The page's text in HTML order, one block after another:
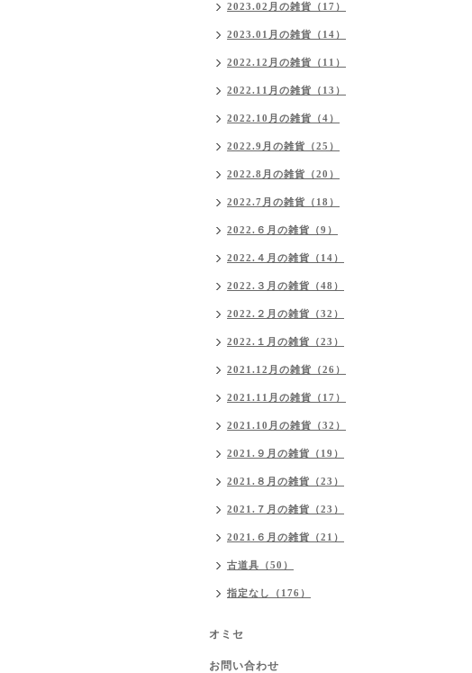
2023.02月の雑貨（17）
2023.01月の雑貨（14）
2022.12月の雑貨（11）
2022.11月の雑貨（13）
2022.10月の雑貨（4）
2022.9月の雑貨（25）
2022.8月の雑貨（20）
2022.7月の雑貨（18）
2022.６月の雑貨（9）
2022.４月の雑貨（14）
2022.３月の雑貨（48）
2022.２月の雑貨（32）
2022.１月の雑貨（23）
2021.12月の雑貨（26）
2021.11月の雑貨（17）
2021.10月の雑貨（32）
2021.９月の雑貨（19）
2021.８月の雑貨（23）
2021.７月の雑貨（23）
2021.６月の雑貨（21）
古道具（50）
指定なし（176）
オミセ
お問い合わせ